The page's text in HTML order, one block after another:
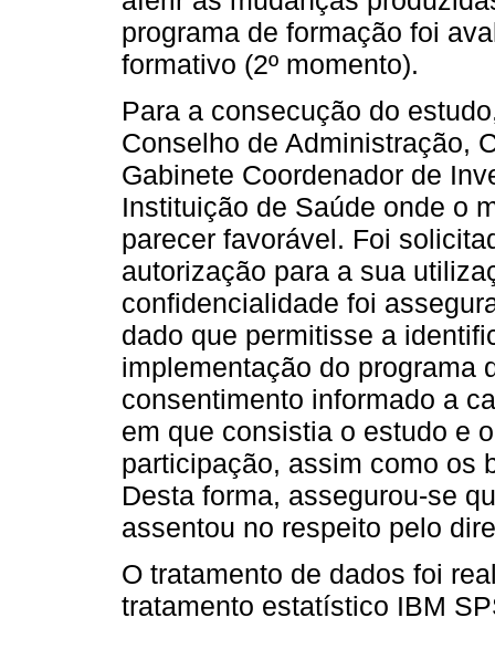
programa de formação foi
formativo (2º momento).
Para a consecução do
Conselho de Administração,
Gabinete Coordenador de
Instituição de Saúde onde o
parecer favorável. Foi
autorização para a sua
confidencialidade foi
dado que permitisse a
implementação do programa
consentimento informado a
em que consistia o estudo e
participação, assim como os
Desta forma, assegurou-se
assentou no respeito pelo
O tratamento de dados foi
tratamento estatístico IBM